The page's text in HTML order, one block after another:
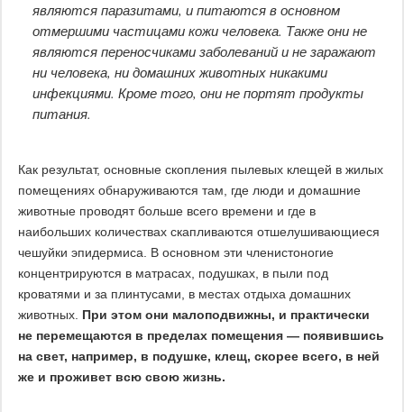
являются паразитами, и питаются в основном
отмершими частицами кожи человека. Также они не
являются переносчиками заболеваний и не заражают
ни человека, ни домашних животных никакими
инфекциями. Кроме того, они не портят продукты
питания.
Как результат, основные скопления пылевых клещей в жилых
помещениях обнаруживаются там, где люди и домашние
животные проводят больше всего времени и где в
наибольших количествах скапливаются отшелушивающиеся
чешуйки эпидермиса. В основном эти членистоногие
концентрируются в матрасах, подушках, в пыли под
кроватями и за плинтусами, в местах отдыха домашних
животных. При этом они малоподвижны, и практически
не перемещаются в пределах помещения — появившись
на свет, например, в подушке, клещ, скорее всего, в ней
же и проживет всю свою жизнь.